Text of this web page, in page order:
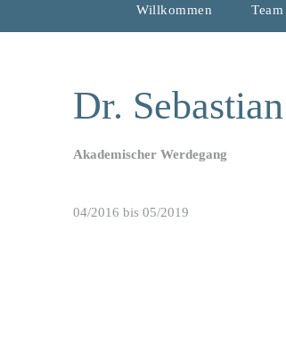
Willkommen Team
Dr.
Akademischer Werdegang
04/2016 bis 05/2019